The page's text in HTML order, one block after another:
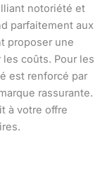
notoriété et
parfaitement aux
proposer une
coûts. Pour les
est renforcé par
rassurante.
à votre offre